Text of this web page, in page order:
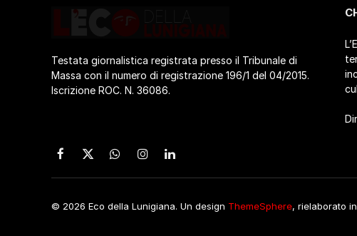
Testata giornalistica registrata presso il Tribunale di
Massa con il numero di registrazione 196/1 del 04/2015.
Iscrizione ROC. N. 36086.
Facebook
X
(Twitter)
WhatsApp
Instagram
LinkedIn
© 2026 Eco della Lunigiana. Un design ThemeSphere, rielaborato